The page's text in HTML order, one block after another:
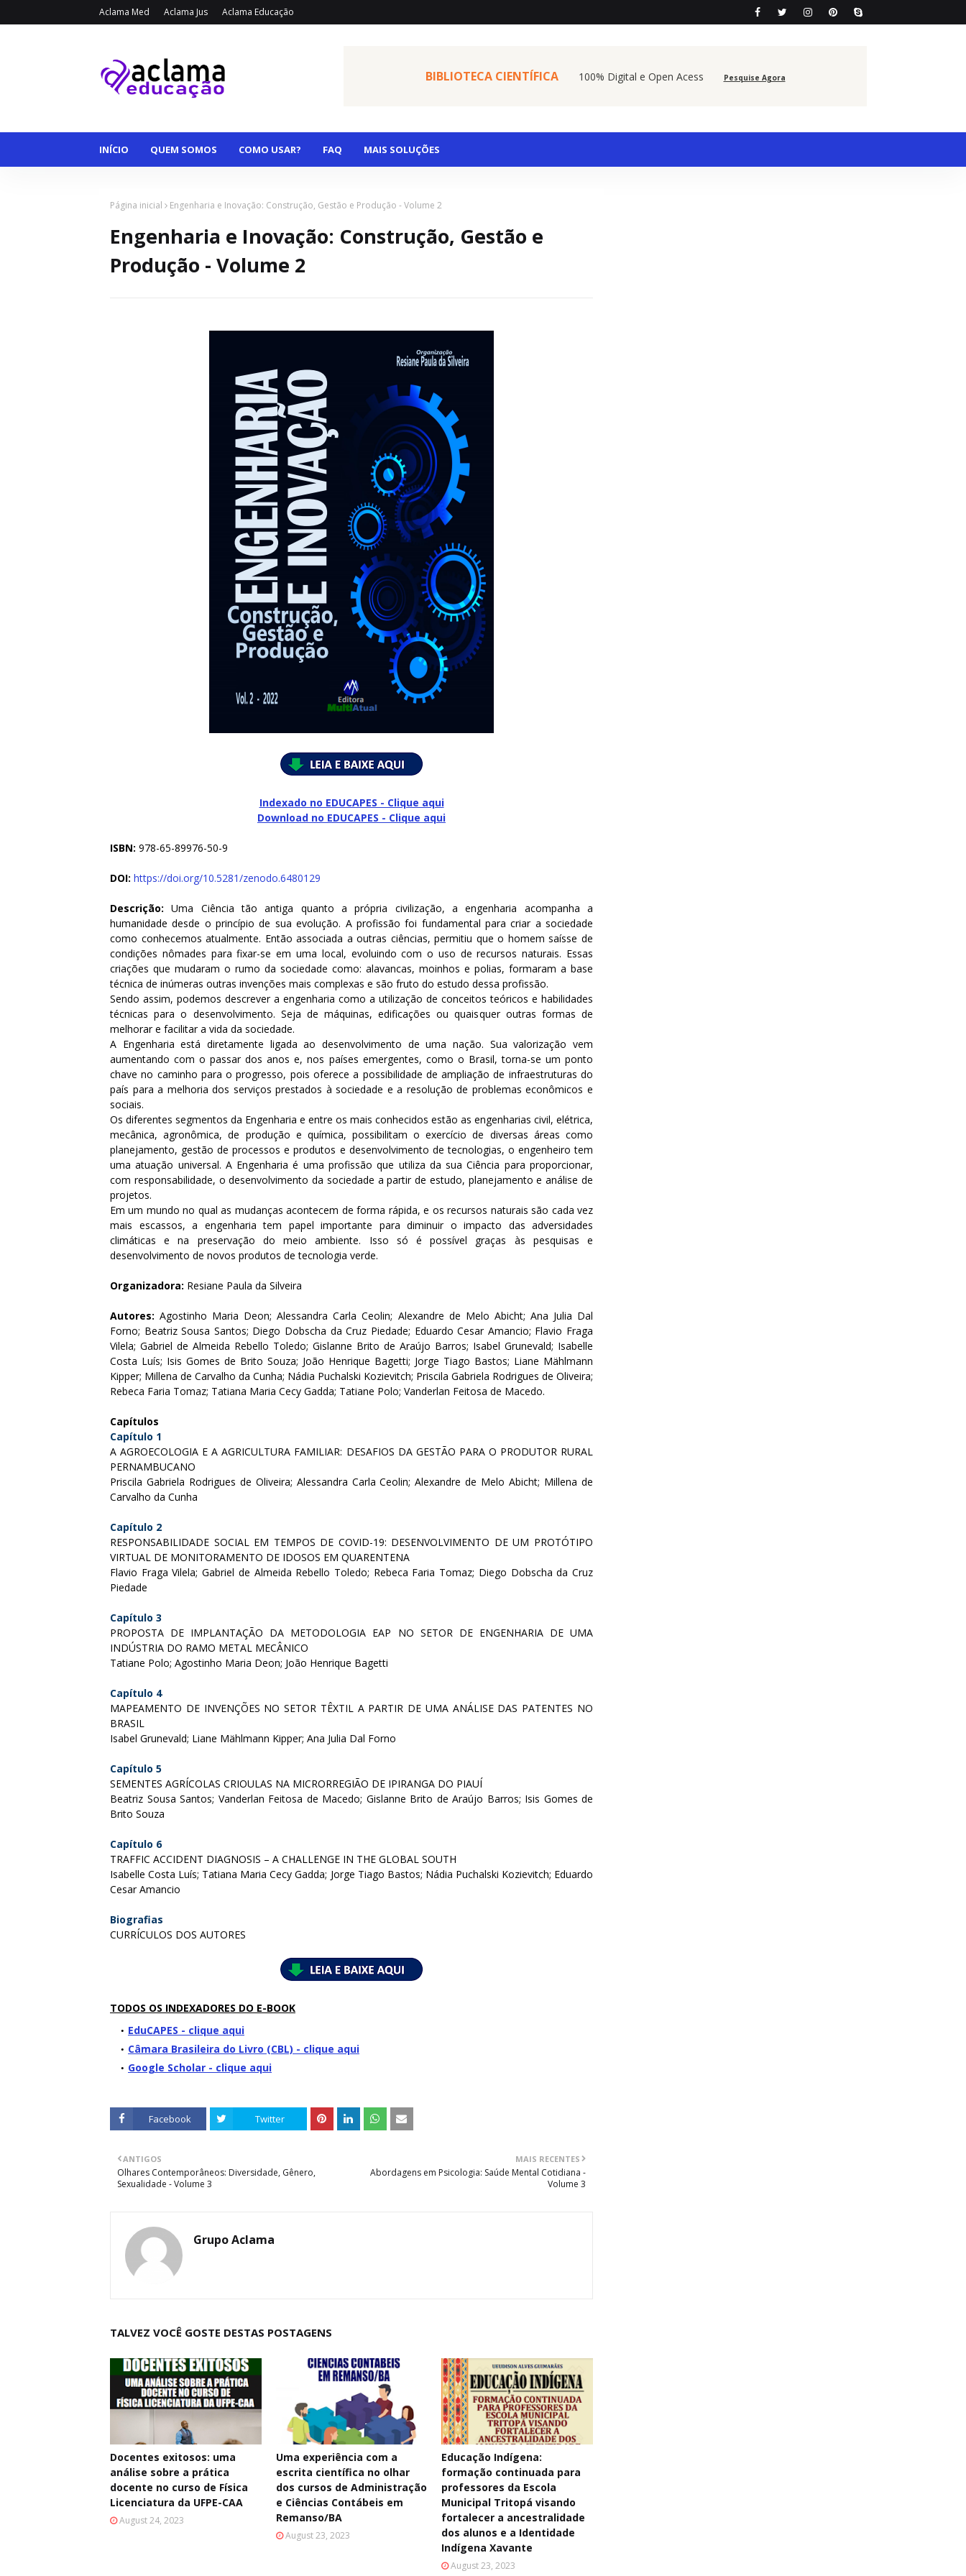
Aclama Med Aclama Jus Aclama Educação
BIBLIOTECA CIENTÍFICA 100% Digital e Open Acess Pesquise Agora
INÍCIO QUEM SOMOS COMO USAR? FAQ MAIS SOLUÇÕES
Página inicial Engenharia e Inovação: Construção, Gestão e Produção - Volume 2
Engenharia e Inovação: Construção, Gestão e
Produção - Volume 2
Indexado no EDUCAPES - Clique aqui
Download no EDUCAPES - Clique aqui
ISBN: 978-65-89976-50-9
DOI: https://doi.org/10.5281/zenodo.6480129
Descrição:Uma Ciência tão antiga quanto a própria civilização, a engenharia acompanha a
humanidade desde o princípio de sua evolução. A profissão foi fundamental para criar a sociedade
como conhecemos atualmente. Então associada a outras ciências, permitiu que o homem saísse de
condições nômades para fixar-se em uma local, evoluindo com o uso de recursos naturais. Essas
criações que mudaram o rumo da sociedade como: alavancas, moinhos e polias, formaram a base
técnica de inúmeras outras invenções mais complexas e são fruto do estudo dessa profissão.
Sendo assim, podemos descrever a engenharia como a utilização de conceitos teóricos e habilidades
técnicas para o desenvolvimento. Seja de máquinas, edificações ou quaisquer outras formas de
melhorar e facilitar a vida da sociedade.
A Engenharia está diretamente ligada ao desenvolvimento de uma nação. Sua valorização vem
aumentando com o passar dos anos e, nos países emergentes, como o Brasil, torna-se um ponto
chave no caminho para o progresso, pois oferece a possibilidade de ampliação de infraestruturas do
país para a melhoria dos serviços prestados à sociedade e a resolução de problemas econômicos e
sociais.
Os diferentes segmentos da Engenharia e entre os mais conhecidos estão as engenharias civil, elétrica,
mecânica, agronômica, de produção e química, possibilitam o exercício de diversas áreas como
planejamento, gestão de processos e produtos e desenvolvimento de tecnologias, o engenheiro tem
uma atuação universal. A Engenharia é uma profissão que utiliza da sua Ciência para proporcionar,
com responsabilidade, o desenvolvimento da sociedade a partir de estudo, planejamento e análise de
projetos.
Em um mundo no qual as mudanças acontecem de forma rápida, e os recursos naturais são cada vez
mais escassos, a engenharia tem papel importante para diminuir o impacto das adversidades
climáticas e na preservação do meio ambiente. Isso só é possível graças às pesquisas e
desenvolvimento de novos produtos de tecnologia verde.
Organizadora: Resiane Paula da Silveira
Autores:Agostinho Maria Deon; Alessandra Carla Ceolin; Alexandre de Melo Abicht; Ana Julia Dal
Forno; Beatriz Sousa Santos; Diego Dobscha da Cruz Piedade; Eduardo Cesar Amancio; Flavio Fraga
Vilela; Gabriel de Almeida Rebello Toledo; Gislanne Brito de Araújo Barros; Isabel Grunevald; Isabelle
Costa Luís; Isis Gomes de Brito Souza; João Henrique Bagetti; Jorge Tiago Bastos; Liane Mählmann
Kipper; Millena de Carvalho da Cunha; Nádia Puchalski Kozievitch; Priscila Gabriela Rodrigues de Oliveira;
Rebeca Faria Tomaz; Tatiana Maria Cecy Gadda; Tatiane Polo; Vanderlan Feitosa de Macedo.
Capítulos
Capítulo 1
A AGROECOLOGIA E A AGRICULTURA FAMILIAR: DESAFIOS DA GESTÃO PARA O PRODUTOR RURAL
PERNAMBUCANO
Priscila Gabriela Rodrigues de Oliveira; Alessandra Carla Ceolin; Alexandre de Melo Abicht; Millena de
Carvalho da Cunha
Capítulo 2
RESPONSABILIDADE SOCIAL EM TEMPOS DE COVID-19: DESENVOLVIMENTO DE UM PROTÓTIPO
VIRTUAL DE MONITORAMENTO DE IDOSOS EM QUARENTENA
Flavio Fraga Vilela; Gabriel de Almeida Rebello Toledo; Rebeca Faria Tomaz; Diego Dobscha da Cruz
Piedade
Capítulo 3
PROPOSTA DE IMPLANTAÇÃO DA METODOLOGIA EAP NO SETOR DE ENGENHARIA DE UMA
INDÚSTRIA DO RAMO METAL MECÂNICO
Tatiane Polo; Agostinho Maria Deon; João Henrique Bagetti
Capítulo 4
MAPEAMENTO DE INVENÇÕES NO SETOR TÊXTIL A PARTIR DE UMA ANÁLISE DAS PATENTES NO
BRASIL
Isabel Grunevald; Liane Mählmann Kipper; Ana Julia Dal Forno
Capítulo 5
SEMENTES AGRÍCOLAS CRIOULAS NA MICRORREGIÃO DE IPIRANGA DO PIAUÍ
Beatriz Sousa Santos; Vanderlan Feitosa de Macedo; Gislanne Brito de Araújo Barros; Isis Gomes de
Brito Souza
Capítulo 6
TRAFFIC ACCIDENT DIAGNOSIS – A CHALLENGE IN THE GLOBAL SOUTH
Isabelle Costa Luís; Tatiana Maria Cecy Gadda; Jorge Tiago Bastos; Nádia Puchalski Kozievitch; Eduardo
Cesar Amancio
Biografias
CURRÍCULOS DOS AUTORES
TODOS OS INDEXADORES DO E-BOOK
EduCAPES - clique aqui
Câmara Brasileira do Livro (CBL) - clique aqui
Google Scholar - clique aqui
Facebook Twitter
MAIS RECENTES
Abordagens em Psicologia: Saúde Mental Cotidiana -
Volume 3
ANTIGOS
Olhares Contemporâneos: Diversidade, Gênero,
Sexualidade - Volume 3
Grupo Aclama
TALVEZ VOCÊ GOSTE DESTAS POSTAGENS
Docentes exitosos: uma
análise sobre a prática
docente no curso de Física
Licenciatura da UFPE-CAA
August 24, 2023
Uma experiência com a
escrita científica no olhar
dos cursos de Administração
e Ciências Contábeis em
Remanso/BA
August 23, 2023
Educação Indígena:
formação continuada para
professores da Escola
Municipal Tritopá visando
fortalecer a ancestralidade
dos alunos e a Identidade
Indígena Xavante
August 23, 2023